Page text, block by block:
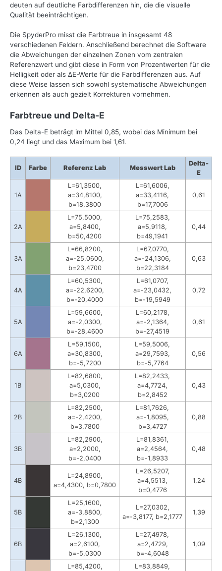
deuten auf deutliche Farbdifferenzen hin, die die visuelle
Qualität beeinträchtigen.
Die SpyderPro misst die Farbtreue in insgesamt 48
verschiedenen Feldern. Anschließend berechnet die Software
die Abweichungen der einzelnen Zonen vom zentralen
Referenzwert und gibt diese in Form von Prozentwerten für die
Helligkeit oder als ΔE-Werte für die Farbdifferenzen aus. Auf
diese Weise lassen sich sowohl systematische Abweichungen
erkennen als auch gezielt Korrekturen vornehmen.
Farbtreue und Delta-E
Das Delta-E beträgt im Mittel 0,85, wobei das Minimum bei
0,24 liegt und das Maximum bei 1,61.
ID Farbe Referenz Lab Messwert Lab
Delta-
E
1A
L=61,3500,
a=34,8100,
b=18,3800
L=61,6006,
a=33,4116,
b=17,7006
0,61
2A
L=75,5000,
a=5,8400,
b=50,4200
L=75,2583,
a=5,9118,
b=49,1941
0,44
3A
L=66,8200,
a=-25,0600,
b=23,4700
L=67,0770,
a=-24,1306,
b=22,3184
0,63
4A
L=60,5300,
a=-22,6200,
b=-20,4000
L=61,0707,
a=-23,0432,
b=-19,5949
0,72
5A
L=59,6600,
a=-2,0300,
b=-28,4600
L=60,2178,
a=-2,1364,
b=-27,4519
0,61
6A
L=59,1500,
a=30,8300,
b=-5,7200
L=59,5006,
a=29,7593,
b=-5,7764
0,56
1B
L=82,6800,
a=5,0300,
b=3,0200
L=82,2433,
a=4,7724,
b=2,8452
0,43
2B
L=82,2500,
a=-2,4200,
b=3,7800
L=81,7626,
a=-1,8095,
b=3,4727
0,88
3B
L=82,2900,
a=2,2000,
b=-2,0400
L=81,8361,
a=2,4564,
b=-1,8933
0,48
4B
L=24,8900,
a=4,4300, b=0,7800
L=26,5207,
a=4,5513,
b=0,4776
1,24
5B
L=25,1600,
a=-3,8800,
b=2,1300
L=27,0302,
a=-3,8177, b=2,1777
1,39
6B
L=26,1300,
a=2,6100,
b=-5,0300
L=27,4978,
a=2,4729,
b=-4,6048
1,09
L=85,4200,
L=83,8849,